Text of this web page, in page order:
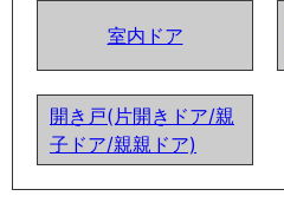
室内ドア
開き戸(片開きドア/親
子ドア/親親ドア)